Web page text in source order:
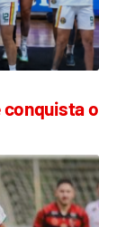
conquista o